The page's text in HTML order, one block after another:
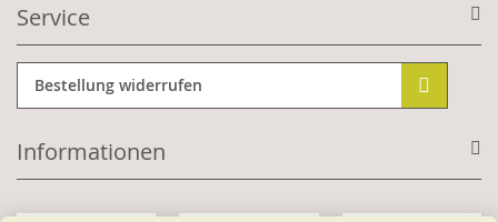
Service
Bestellung widerrufen
Informationen